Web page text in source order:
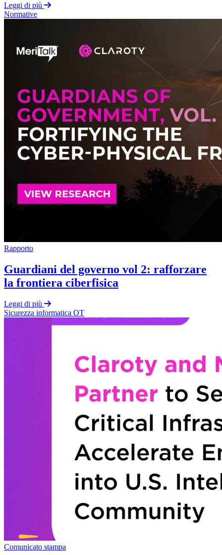
Leggi di più
Normative
Rapporto
Guardiani del governo vol 2: rafforzare
la frontiera ciberfisica
Leggi di più
Sicurezza informatica OT
Comunicato stampa